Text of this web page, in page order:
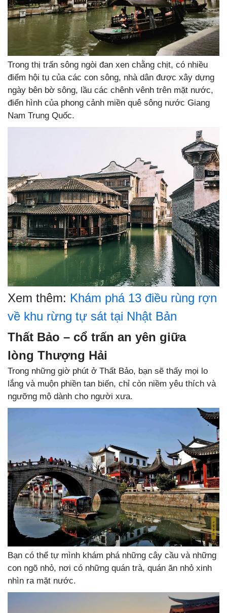
Trong thị trấn sông ngòi đan xen chằng chịt, có nhiều
điểm hội tụ của các con sông, nhà dân được xây dựng
ngày bên bờ sông, lầu các chênh vênh trên mặt nước,
điển hình của phong cảnh miền quê sông nước Giang
Nam Trung Quốc.
Xem thêm: Khám phá 13 điều rùng rợn
về khu rừng tự sát tại Nhật Bản
Thất Bảo – cổ trấn an yên giữa
lòng Thượng Hải
Trong những giờ phút ở Thất Bảo, bạn sẽ thấy mọi lo
lắng và muộn phiền tan biến, chỉ còn niềm yêu thích và
ngưỡng mộ dành cho người xưa.
Bạn có thể tự mình khám phá những cây cầu và những
con ngõ nhỏ, nơi có những quán trà, quán ăn nhỏ xinh
nhìn ra mặt nước.